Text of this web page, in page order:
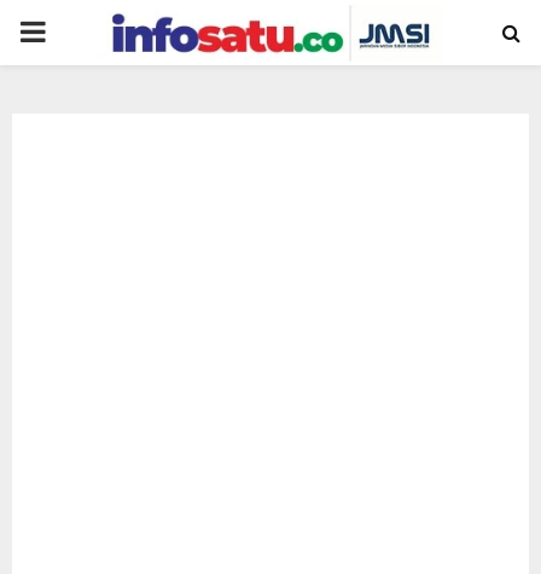
PRIMARY